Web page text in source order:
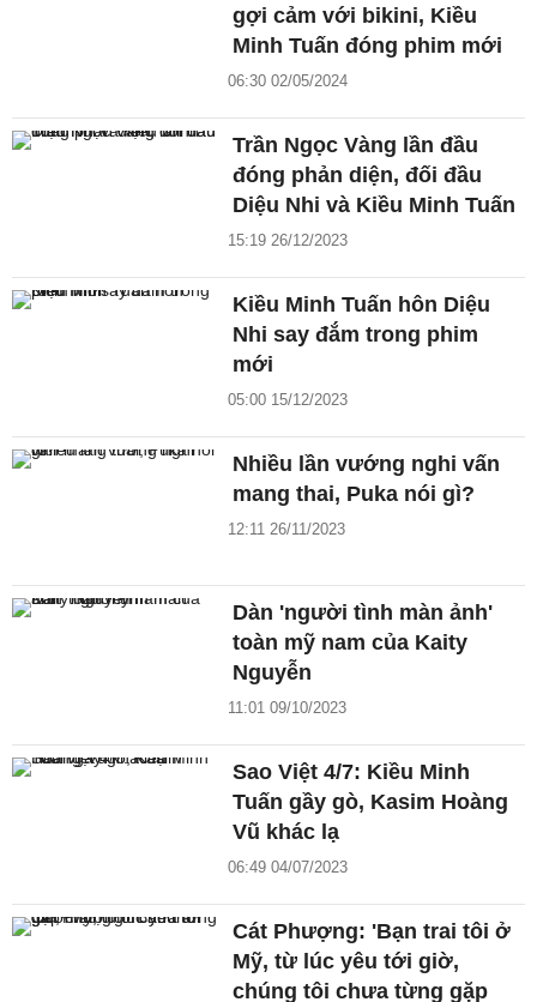
gợi cảm với bikini, Kiều
Minh Tuấn đóng phim mới
06:30 02/05/2024
Trần Ngọc Vàng lần đầu
đóng phản diện, đối đầu
Diệu Nhi và Kiều Minh Tuấn
15:19 26/12/2023
Kiều Minh Tuấn hôn Diệu
Nhi say đắm trong phim
mới
05:00 15/12/2023
Nhiều lần vướng nghi vấn
mang thai, Puka nói gì?
12:11 26/11/2023
Dàn 'người tình màn ảnh'
toàn mỹ nam của Kaity
Nguyễn
11:01 09/10/2023
Sao Việt 4/7: Kiều Minh
Tuấn gầy gò, Kasim Hoàng
Vũ khác lạ
06:49 04/07/2023
Cát Phượng: 'Bạn trai tôi ở
Mỹ, từ lúc yêu tới giờ,
chúng tôi chưa từng gặp